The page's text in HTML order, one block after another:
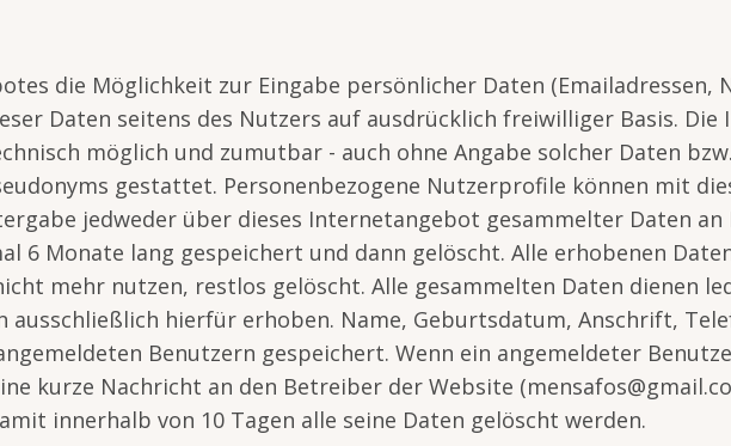
die Möglichkeit zur Eingabe persönlicher Daten (Emailadressen,
Daten seitens des Nutzers auf ausdrücklich freiwilliger Basis. Die
möglich und zumutbar - auch ohne Angabe solcher Daten
gestattet. Personenbezogene Nutzerprofile können mit
jedweder über dieses Internetangebot gesammelter Daten
6 Monate lang gespeichert und dann gelöscht. Alle erhobenen
mehr nutzen, restlos gelöscht. Alle gesammelten Daten dienen
ausschließlich hierfür erhoben. Name, Geburtsdatum, Anschrift,
Benutzern gespeichert. Wenn ein angemeldeter
kurze Nachricht an den Betreiber der Website
innerhalb von 10 Tagen alle seine Daten gelöscht werden.